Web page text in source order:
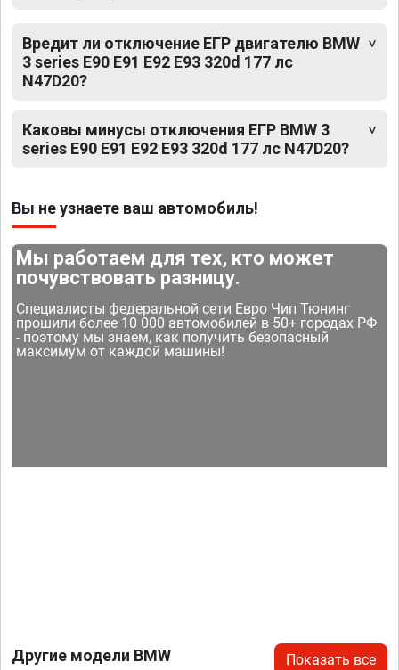
Вредит ли отключение ЕГР двигателю BMW
3 series E90 E91 E92 E93 320d 177 лс
N47D20?
Каковы минусы отключения ЕГР BMW 3
series E90 E91 E92 E93 320d 177 лс N47D20?
Вы не узнаете ваш автомобиль!
Мы работаем для тех, кто может
почувствовать разницу.
Специалисты федеральной сети Евро Чип Тюнинг
прошили более 10 000 автомобилей в 50+ городах РФ
- поэтому мы знаем, как получить безопасный
максимум от каждой машины!
Другие модели BMW Показать все